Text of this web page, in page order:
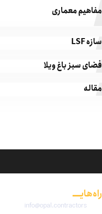
مفاهیم معماری
سازه LSF
فضای سبز باغ ویلا
مقاله
راه‌هایــــارتباطی
info@opal.contractors